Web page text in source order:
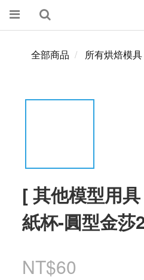
全部商品 所有烘焙模具
[ 其他模型用
紙杯-圓型金莎
NT$60